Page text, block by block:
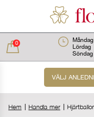
0
Lördag
Söndag
VÄLJ
0 kr
Hem Handla mer